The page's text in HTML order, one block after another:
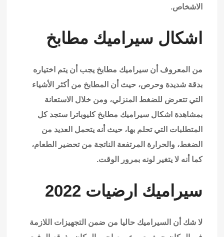
الاشخاص.
اشكال سيراميك مطابخ
من المعروف أن سيراميك مطابخ يجب أن يتم اختياره
بدقة شديدة وحرص، حيث أن المطابخ من أكثر الأشياء
التي تتعرض للضغط المنزلي، ومن خلال الاستعانة
بمشاهدة اشكال سيراميك مطابخ كليوباترا ستجد كل
المتطلبات التي تحلم بها، حيث أنه يتحمل العديد من
الضغط، والحرارة المرتفعة الناتجة من تحضير الطعام،
كما أنه لا يتغير لونه بمرور الوقت.
سيراميك ارضيات 2022
لا شك أن السيراميك حاليا من ضمن التجهيزات اللازمة